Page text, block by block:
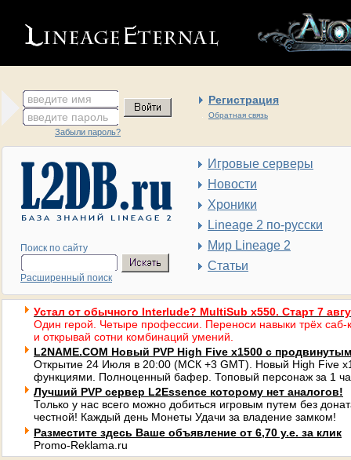
введите имя Регистрация
Обратная связь
введите пароль
Забыли пароль?
Поиск по сайту
Расширенный поиск
Игровые серверы
Новости
Хроники
Lineage 2 по-русски
Мир Lineage 2
Статьи
Устал от обычного Interlude? MultiSub x550. Старт 7
Один герой. Четыре профессии. Переноси навыки трёх саб-
и открывай сотни комбинаций умений.
L2NAME.COM Новый PVP High Five x1500 с
Открытие 24 Июля в 20:00 (МСК +3 GMT). Новый High Five
функциями. Полноценный бафер. Топовый персонаж за 1
Лучший PVP сервер L2Essence которому нет аналогов!
Только у нас всего можно добиться игровым путем без
честной! Каждый день Монеты Удачи за владение замком!
Разместите здесь Ваше объявление от 6,70 у.е. за клик
Promo-Reklama.ru